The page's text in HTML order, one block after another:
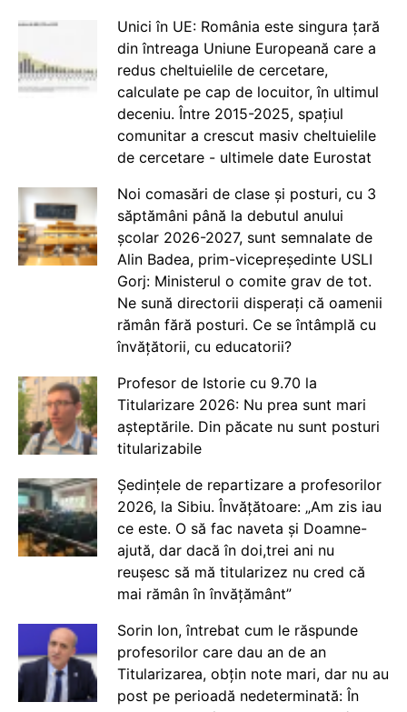
Unici în UE: România este singura țară
din întreaga Uniune Europeană care a
redus cheltuielile de cercetare,
calculate pe cap de locuitor, în ultimul
deceniu. Între 2015-2025, spațiul
comunitar a crescut masiv cheltuielile
de cercetare - ultimele date Eurostat
Noi comasări de clase și posturi, cu 3
săptămâni până la debutul anului
școlar 2026-2027, sunt semnalate de
Alin Badea, prim-vicepreședinte USLI
Gorj: Ministerul o comite grav de tot.
Ne sună directorii disperați că oamenii
rămân fără posturi. Ce se întâmplă cu
învățătorii, cu educatorii?
Profesor de Istorie cu 9.70 la
Titularizare 2026: Nu prea sunt mari
așteptările. Din păcate nu sunt posturi
titularizabile
Ședințele de repartizare a profesorilor
2026, la Sibiu. Învățătoare: „Am zis iau
ce este. O să fac naveta și Doamne-
ajută, dar dacă în doi,trei ani nu
reușesc să mă titularizez nu cred că
mai rămân în învățământ”
Sorin Ion, întrebat cum le răspunde
profesorilor care dau an de an
Titularizarea, obțin note mari, dar nu au
post pe perioadă nedeterminată: În